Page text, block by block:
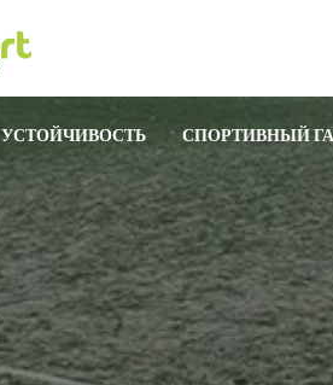
УСТОЙЧИВОСТЬ СПОРТИВНЫЙ